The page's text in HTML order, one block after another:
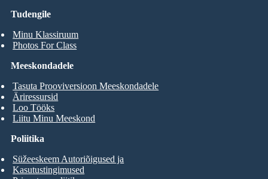
Tudengile
Minu Klassiruum
Photos For Class
Meeskondadele
Tasuta Prooviversioon Meeskondadele
Äriressursid
Loo Tööks
Liitu Minu Meeskond
Poliitika
Süžeeskeem Autoriõigused ja
Kasutustingimused